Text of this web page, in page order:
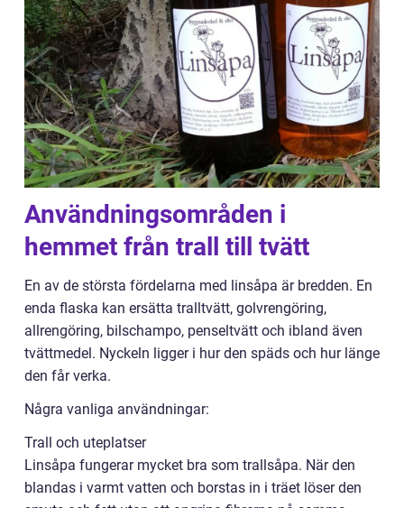
Användningsområden i
hemmet från trall till tvätt
En av de största fördelarna med linsåpa är bredden. En
enda flaska kan ersätta tralltvätt, golvrengöring,
allrengöring, bilschampo, penseltvätt och ibland även
tvättmedel. Nyckeln ligger i hur den späds och hur länge
den får verka.
Några vanliga användningar:
Trall och uteplatser
Linsåpa fungerar mycket bra som trallsåpa. När den
blandas i varmt vatten och borstas in i träet löser den